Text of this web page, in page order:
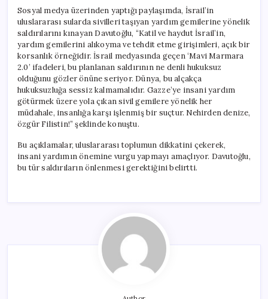
Suçtur”
için
Sosyal medya üzerinden yaptığı paylaşımda, İsrail’in
uluslararası sularda sivilleri taşıyan yardım gemilerine yönelik
saldırılarını kınayan Davutoğlu, “Katil ve haydut İsrail’in,
yardım gemilerini alıkoyma ve tehdit etme girişimleri, açık bir
korsanlık örneğidir. İsrail medyasında geçen ‘Mavi Marmara
2.0’ ifadeleri, bu planlanan saldırının ne denli hukuksuz
olduğunu gözler önüne seriyor. Dünya, bu alçakça
hukuksuzluğa sessiz kalmamalıdır. Gazze’ye insani yardım
götürmek üzere yola çıkan sivil gemilere yönelik her
müdahale, insanlığa karşı işlenmiş bir suçtur. Nehirden denize,
özgür Filistin!” şeklinde konuştu.
Bu açıklamalar, uluslararası toplumun dikkatini çekerek,
insani yardımın önemine vurgu yapmayı amaçlıyor. Davutoğlu,
bu tür saldırıların önlenmesi gerektiğini belirtti.